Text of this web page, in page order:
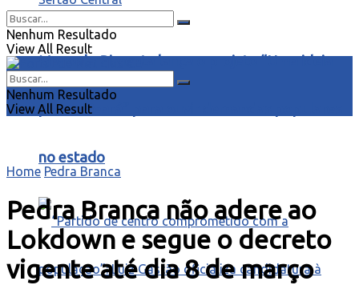
Manoela Pimenta lança o projeto “Uma ideia
para o Ceará” para ouvir demandas populares
no estado
Nenhum Resultado
View All Result
Nenhum Resultado
View All Result
Home Pedra Branca
Pedra Branca não adere ao
Lokdown e segue o decreto
vigente até dia 8 de março